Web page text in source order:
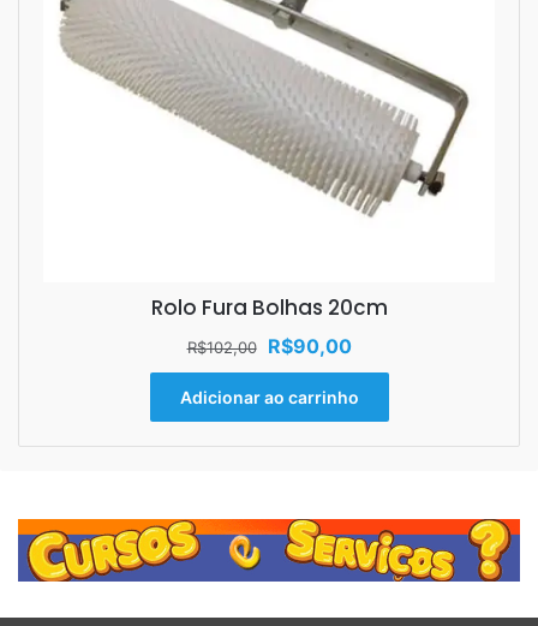
Rolo Fura Bolhas 20cm
R$102,00
O
preço
original
era:
R$102,00.
R$90,00O
preço
atual
é:
R$90,00.
Adicionar ao carrinho